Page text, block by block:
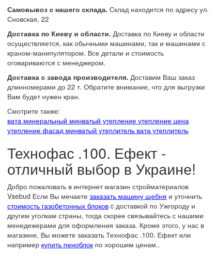
Самовывоз с нашего склада. Склад находится по адресу ул.
Сновская, 22
Доставка по Киеву и области. Доставка по Киеву и области
осуществляется, как обычными машинами, так и машинами с
краном-манипулятором. Все детали и стоимость
оговариваются с менеджером.
Доставка с завода производителя. Доставим Ваш заказ
длинномерами до 22 т. Обратите внимание, что для выгрузки
Вам будет нужен кран.
Смотрите также:
вата минеральный минватый утепление утепление цена
утепление фасад минватый утеплитель вата утеплитель
Технофас .100. Ефект -
отличный выбор в Украине!
Добро пожаловать в интернет магазин стройматериалов
Vsebud Если Вы мечаете заказать машину щебня и уточнить
стоимость газобетонных блоков c доставкой по Ужгороду и
другим уголкам страны, тогда скорее связывайтесь с нашими
менедежерами для оформления заказа. Кроме этого, у нас в
магазине, Вы можете заказать Технофас .100. Ефект или
например купить пеноблок по хорошим ценам..